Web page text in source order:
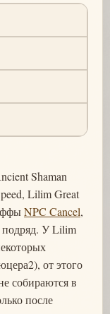
Shaman
Lilim Great
NPC Cancel,
подряд. У Lilim
от этого
собираются в
после